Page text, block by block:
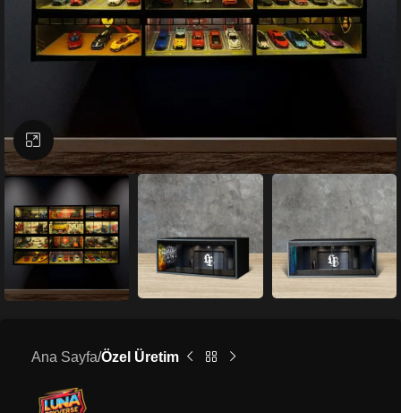
Büyütmek için tıklayın
Ana Sayfa Özel Üretim